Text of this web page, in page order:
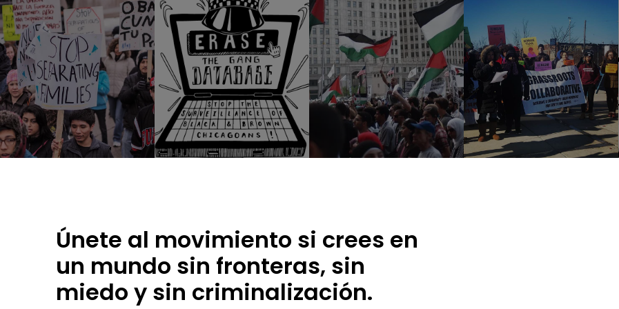
Únete al movimiento si crees en
un mundo sin fronteras, sin
miedo y sin criminalización.